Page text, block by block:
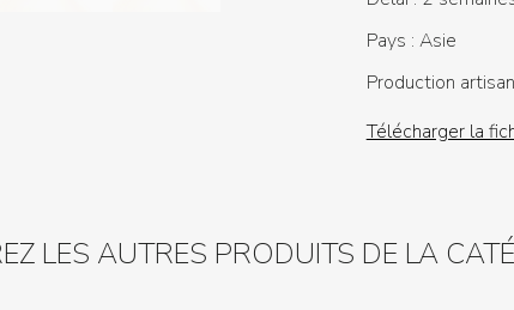
Pays : Asie
Production
Télécharger la
LES AUTRES PRODUITS DE LA